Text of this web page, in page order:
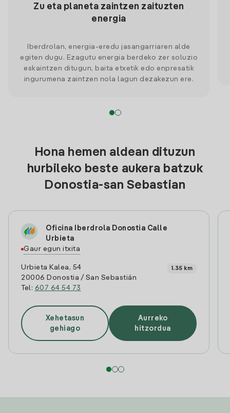
Zu eta planeta zaintzen zaituzten
energia
Iberdrolan, energia-eredu jasangarriaren alde
egiten dugu. Ezagutu energia berdeko zer soluzio
eskaintzen ditugun, baita etxetik edo enpresatik
ingurumena zaintzen nola lagun dezakezun ere.
Hona hemen aldean dituzun
hurbileko beste aukera batzuk
Donostia-san Sebastian
Oficina Iberdrola Donostia Calle
Urbieta
Gaur egun itxita
Urbieta Kalea, 54
20006 Donostia / San Sebastián
Tel: 607 64 54 73
1.35 km
Xehetasun
gehiago
Aurreko
hitzordua